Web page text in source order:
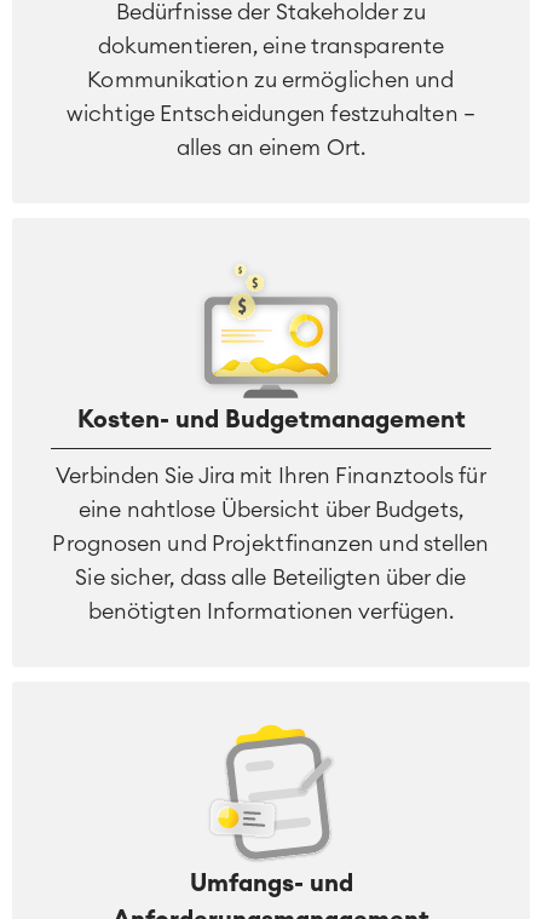
Bedürfnisse der Stakeholder zu
dokumentieren, eine transparente
Kommunikation zu ermöglichen und
wichtige Entscheidungen festzuhalten –
alles an einem Ort.
Kosten- und Budgetmanagement
Verbinden Sie Jira mit Ihren Finanztools für
eine nahtlose Übersicht über Budgets,
Prognosen und Projektfinanzen und stellen
Sie sicher, dass alle Beteiligten über die
benötigten Informationen verfügen.
Umfangs- und